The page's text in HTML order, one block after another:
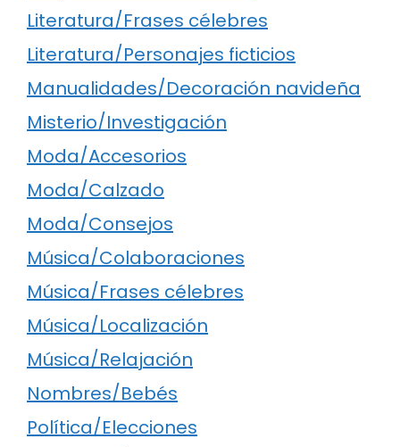
Literatura/Frases célebres
Literatura/Personajes ficticios
Manualidades/Decoración navideña
Misterio/Investigación
Moda/Accesorios
Moda/Calzado
Moda/Consejos
Música/Colaboraciones
Música/Frases célebres
Música/Localización
Música/Relajación
Nombres/Bebés
Política/Elecciones